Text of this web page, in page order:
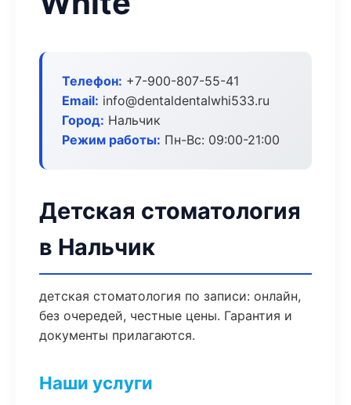
Телефон: +7-900-807-55-41
Email: info@dentaldentalwhi533.ru
Город: Нальчик
Режим работы: Пн-Вс: 09:00-21:00
Детская стоматология
в Нальчик
детская стоматология по записи: онлайн,
без очередей, честные цены. Гарантия и
документы прилагаются.
Наши услуги